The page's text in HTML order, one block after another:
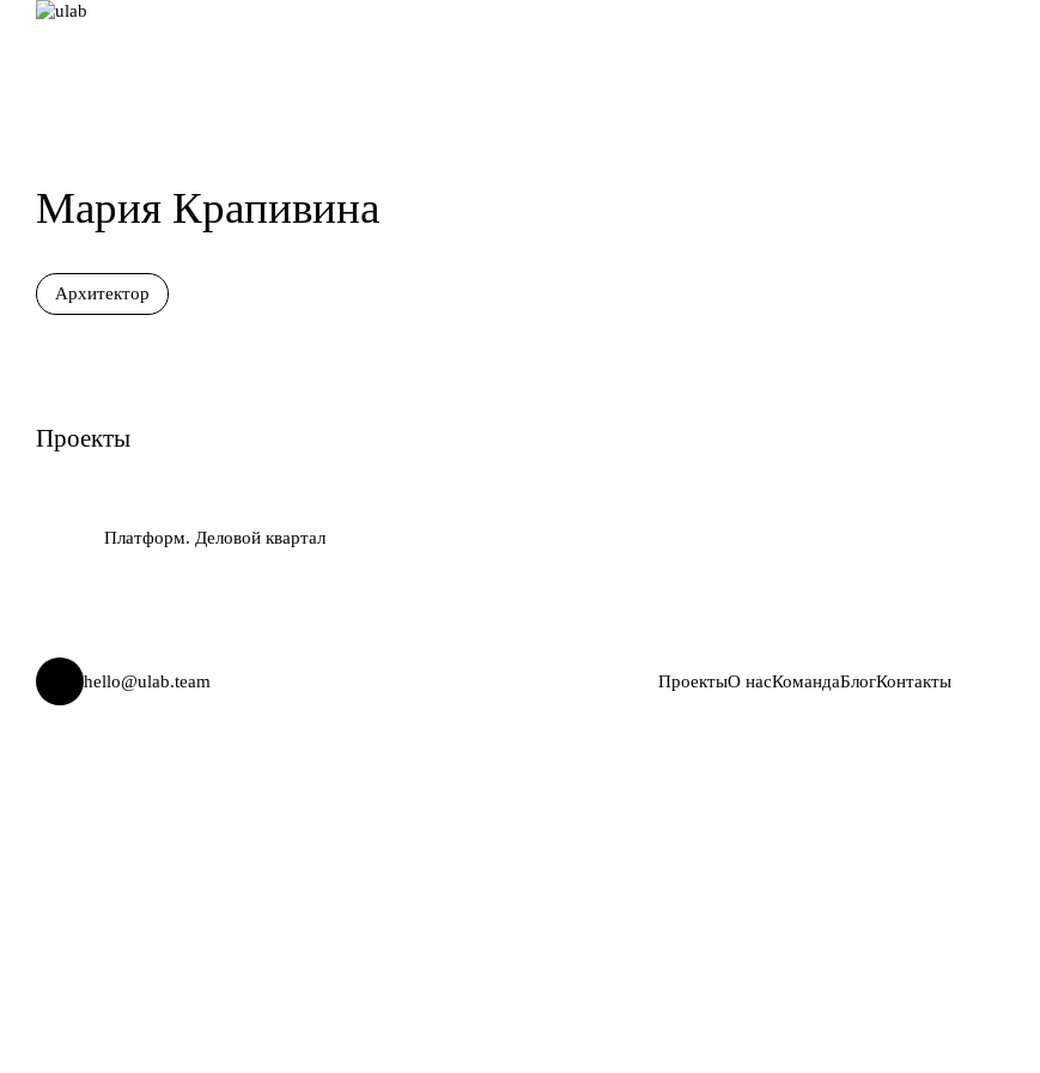
Мария Крапивина
Архитектор
Проекты
Платформ. Деловой квартал
hello@ulab.team ПроектыО насКомандаБлогКонтакты